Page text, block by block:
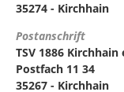
35274 - Kirchhain
Postanschrift
TSV 1886
Postfach 11 34
35267 - Kirchhain